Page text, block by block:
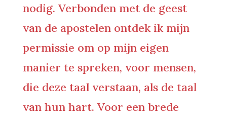
nodig. Verbonden met de geest
van de apostelen ontdek ik mijn
permissie om op mijn eigen
manier te spreken, voor mensen,
die deze taal verstaan, als de taal
van hun hart. Voor een brede